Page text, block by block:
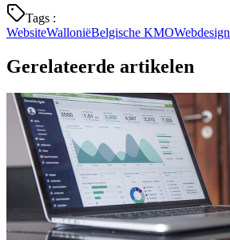
Tags :
WebsiteWalloniëBelgische KMOWebdesign
Gerelateerde artikelen